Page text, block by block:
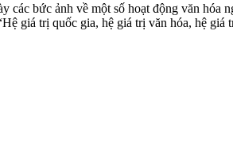
bức ảnh về một số hoạt động văn hóa
giá trị quốc gia, hệ giá trị văn hóa, hệ